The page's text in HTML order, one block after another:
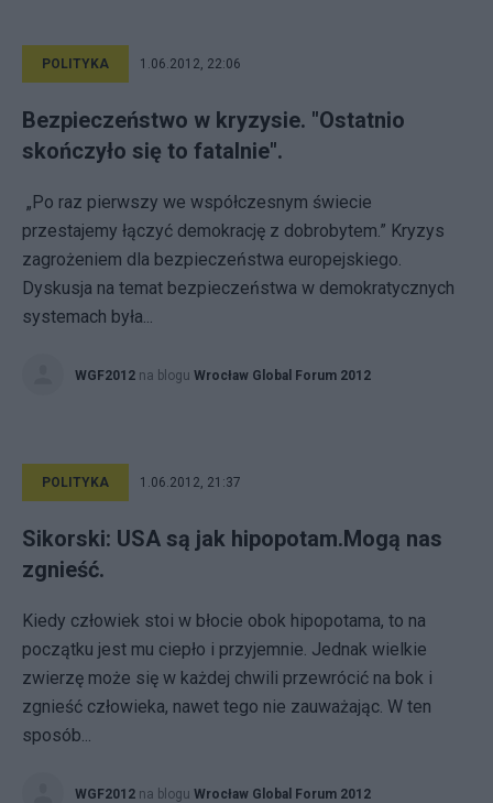
POLITYKA 1.06.2012, 22:06
Bezpieczeństwo w kryzysie. "Ostatnio
skończyło się to fatalnie".
„Po raz pierwszy we współczesnym świecie
przestajemy łączyć demokrację z dobrobytem.” Kryzys
zagrożeniem dla bezpieczeństwa europejskiego.
Dyskusja na temat bezpieczeństwa w demokratycznych
systemach była...
WGF2012 na blogu Wrocław Global Forum 2012
POLITYKA 1.06.2012, 21:37
Sikorski: USA są jak hipopotam.Mogą nas
zgnieść.
Kiedy człowiek stoi w błocie obok hipopotama, to na
początku jest mu ciepło i przyjemnie. Jednak wielkie
zwierzę może się w każdej chwili przewrócić na bok i
zgnieść człowieka, nawet tego nie zauważając. W ten
sposób...
WGF2012 na blogu Wrocław Global Forum 2012